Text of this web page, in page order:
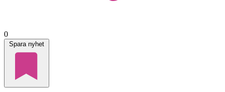
0
Spara nyhet